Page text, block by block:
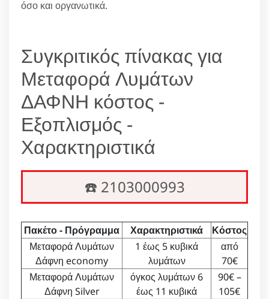
όσο και οργανωτικά.
Συγκριτικός πίνακας για
Μεταφορά Λυμάτων
ΔΑΦΝΗ κόστος -
Εξοπλισμός -
Χαρακτηριστικά
☎️ 2103000993
Πακέτο - Πρόγραμμα Χαρακτηριστικά
Κόστος
Μεταφορά Λυμάτων
Δάφνη economy
1 έως 5 κυβικά
λυμάτων
από
70€
Μεταφορά Λυμάτων
Δάφνη Silver
όγκος λυμάτων 6
έως 11 κυβικά
90€ –
105€